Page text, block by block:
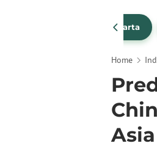
Persija Jakarta
Home